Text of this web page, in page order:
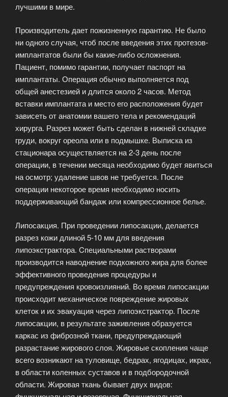
лучшими в мире.
Производитель дает пожизненную гарантию. Не было
ни одного случая, чтоб после введения этих протезов-
имплантатов были бы какие-либо осложнения.
Пациент, помимо гарантии, получает паспорт на
имплантаты. Операция обычно выполняется под
общей анестезией и длится около 2 часов. Метод
вставки имплантата и место его расположения будет
зависеть от анатомии вашего тела и рекомендаций
хирурга. Разрез может быть сделан в нижней складке
груди, вокруг ореола или в подмышке. Выписка из
стационара осуществляется на 2-3 день после
операции, в течении месяца необходимо будет явиться
на осмотр; удаление швов не требуется. После
операции некоторое время необходимо носить
поддерживающий бандаж или компрессионное белье.
Липосакция. При проведении липосакции, делается
разрез кожи длиной 5-10 мм для введения
липоэкстрактора. Cпециальными растворами
производится наводнение подкожного жира для более
эффективного проведения процедуры и
предупреждения кровоизлияний. Во время липосакции
происходит механическое повреждение жировых
клеток и их эвакуация через липоэкстрактор. После
липосакции, в результате заживления образуется
каркас из фиброзной ткани, предупреждающий
разрастание жирового слоя. Жировые скопления чаще
всего возникают на туловище, бедрах, ягодицах, икрах,
в области коленных суставов и в подбородочной
области. Жировая ткань бывает двух видов: